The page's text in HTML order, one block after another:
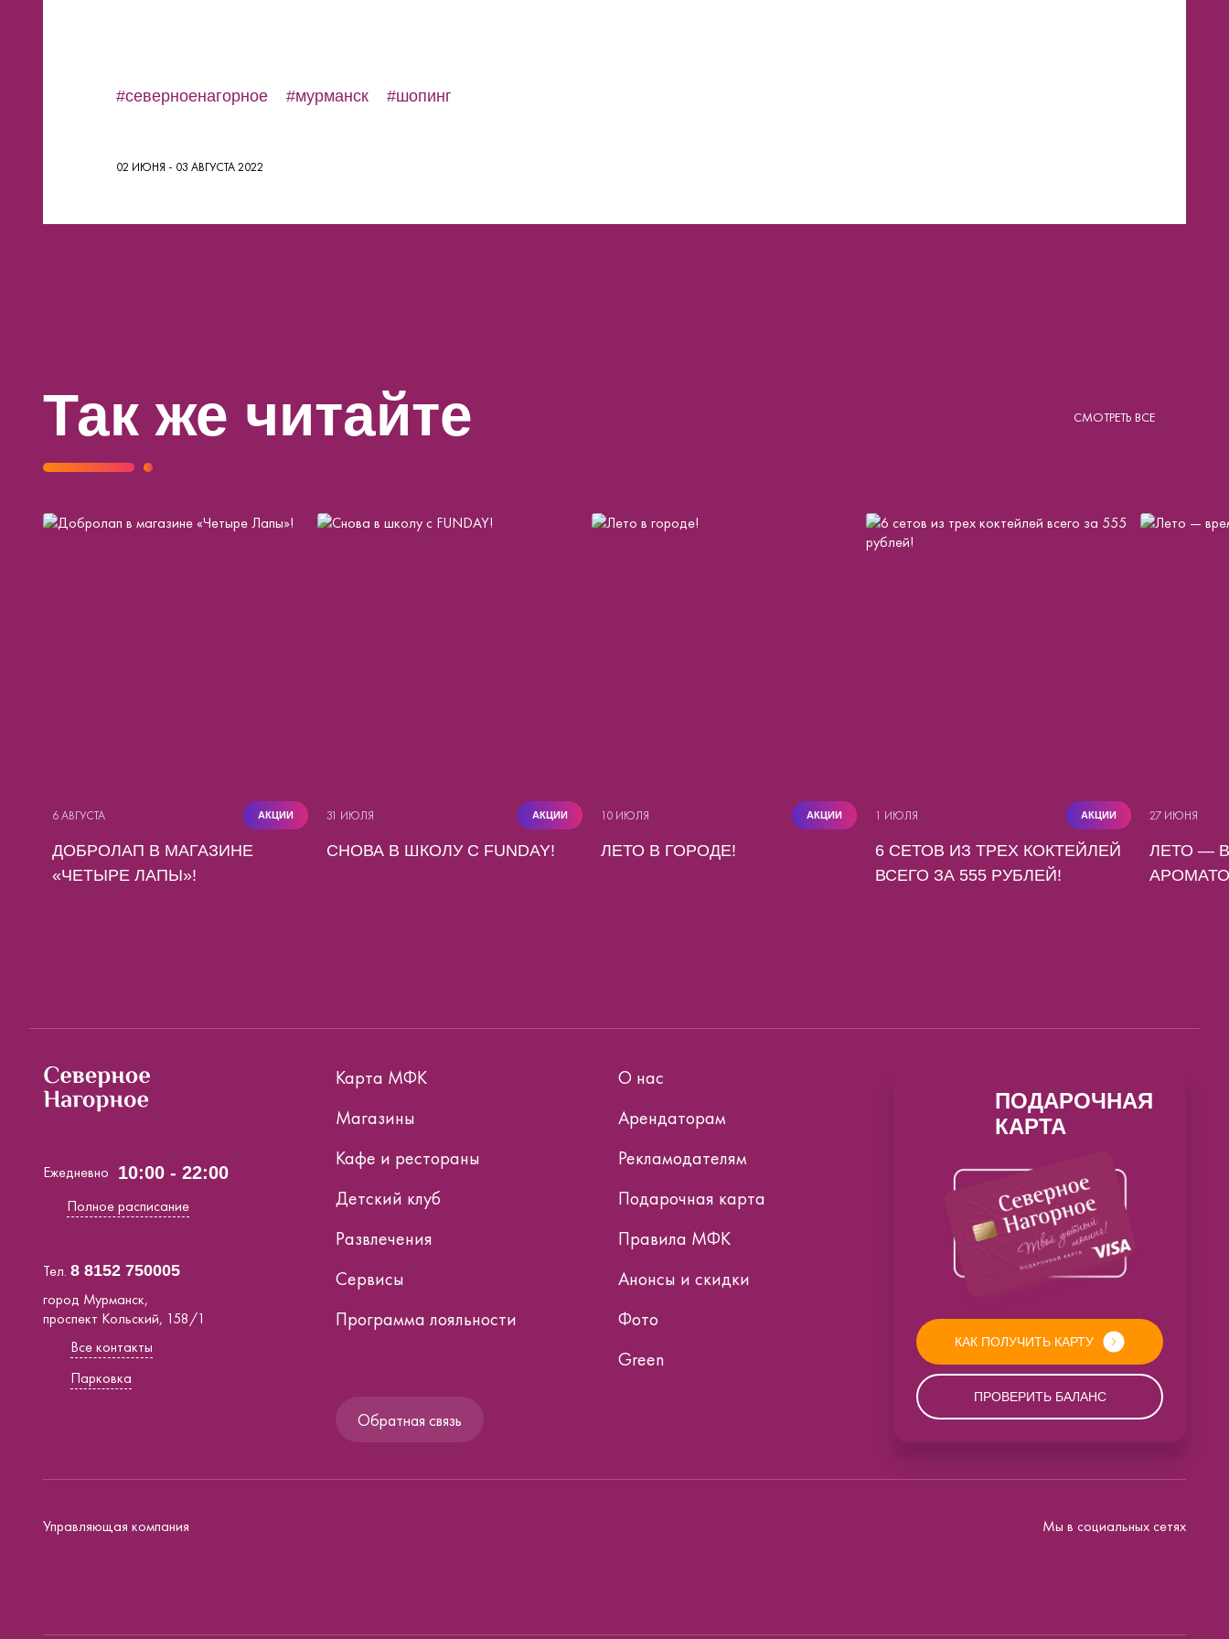
#северноенагорное #мурманск #шопинг
02 ИЮНЯ - 03 АВГУСТА 2022
Так же читайте СМОТРЕТЬ ВСЕ
6 АВГУСТА АКЦИИ
ДОБРОЛАП В МАГАЗИНЕ
«ЧЕТЫРЕ ЛАПЫ»!
31 ИЮЛЯ АКЦИИ
СНОВА В ШКОЛУ С FUNDAY!
10 ИЮЛЯ АКЦИИ
ЛЕТО В ГОРОДЕ!
1 ИЮЛЯ АКЦИИ
6 СЕТОВ ИЗ ТРЕХ КОКТЕЙЛЕЙ
ВСЕГО ЗА 555 РУБЛЕЙ!
27 ИЮНЯ
ЛЕТО —
Ежедневно 10:00 - 22:00
Полное расписание
Тел. 8 8152 750005
город Мурманск,
проспект Кольский, 158/1
Все контакты
Парковка
Карта МФК
Магазины
Кафе и рестораны
Детский клуб
Развлечения
Сервисы
Программа лояльности
О нас
Арендаторам
Рекламодателям
Подарочная карта
Правила МФК
Анонсы и скидки
Фото
Green
Обратная связь
ПОДАРОЧНАЯ
КАРТА
КАК ПОЛУЧИТЬ КАРТУ
ПРОВЕРИТЬ БАЛАНС
Управляющая компания Мы в социальных сетях